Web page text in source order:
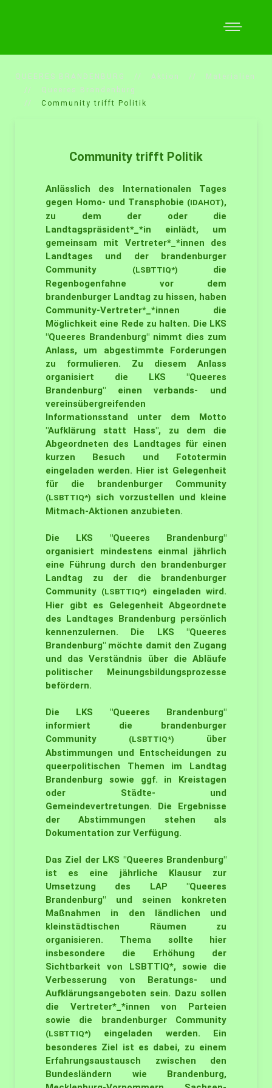
QUEERES BRANDENBURG Aktion
Materialien
Queeres Brandenburg
Community trifft Politik
Community trifft Politik
Anlässlich des Internationalen Tages
gegen Homo- und Transphobie (IDAHOT),
zu dem der oder die
Landtagspräsident*_*in einlädt, um
gemeinsam mit Vertreter*_*innen des
Landtages und der brandenburger
Community
(LSBTTIQ*)
die
Regenbogenfahne vor dem
brandenburger Landtag zu hissen, haben
Community-Vertreter*_*innen die
Möglichkeit eine Rede zu halten. Die LKS
"Queeres Brandenburg" nimmt dies zum
Anlass, um abgestimmte Forderungen
zu formulieren. Zu diesem Anlass
organisiert die LKS "Queeres
Brandenburg" einen verbands- und
vereinsübergreifenden
Informationsstand unter dem Motto
"Aufklärung statt Hass", zu dem die
Abgeordneten des Landtages für einen
kurzen Besuch und Fototermin
eingeladen werden. Hier ist Gelegenheit
für die brandenburger Community
(LSBTTIQ*) sich vorzustellen und kleine
Mitmach-Aktionen anzubieten.
Die LKS "Queeres Brandenburg"
organisiert mindestens einmal jährlich
eine Führung durch den brandenburger
Landtag zu der die brandenburger
Community (LSBTTIQ*)
eingeladen wird.
Hier gibt es Gelegenheit Abgeordnete
des Landtages Brandenburg persönlich
kennenzulernen. Die LKS "Queeres
Brandenburg" möchte damit den Zugang
und das Verständnis über die Abläufe
politischer Meinungsbildungsprozesse
befördern.
Die LKS "Queeres Brandenburg"
informiert die brandenburger
Community
(LSBTTIQ*)
über
Abstimmungen und Entscheidungen zu
queerpolitischen Themen im Landtag
Brandenburg sowie ggf. in Kreistagen
oder Städte- und
Gemeindevertretungen. Die Ergebnisse
der Abstimmungen stehen als
Dokumentation zur Verfügung.
Das Ziel der LKS "Queeres Brandenburg"
ist es eine jährliche Klausur zur
Umsetzung des LAP "Queeres
Brandenburg" und seinen konkreten
Maßnahmen in den ländlichen und
kleinstädtischen Räumen zu
organisieren. Thema sollte hier
insbesondere die Erhöhung der
Sichtbarkeit von LSBTTIQ*, sowie die
Verbesserung von Beratungs- und
Aufklärungsangeboten sein. Dazu sollen
die Vertreter*_*innen von Parteien
sowie die brandenburger Community
(LSBTTIQ*)
eingeladen werden. Ein
besonderes Ziel ist es dabei, zu einem
Erfahrungsaustausch zwischen den
Bundesländern wie Brandenburg,